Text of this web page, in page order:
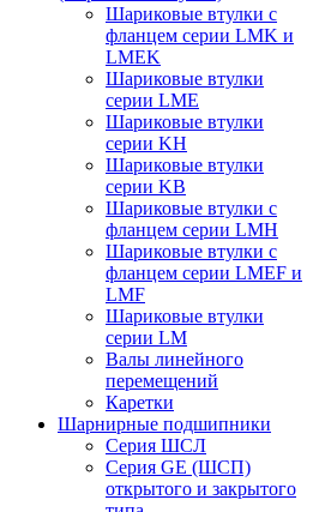
Шариковые втулки с
фланцем серии LMK и
LMEK
Шариковые втулки
серии LME
Шариковые втулки
серии KH
Шариковые втулки
серии KB
Шариковые втулки с
фланцем серии LMH
Шариковые втулки с
фланцем серии LMEF и
LMF
Шариковые втулки
серии LM
Валы линейного
перемещений
Каретки
Шарнирные подшипники
Cерия ШСЛ
Серия GE (ШСП)
открытого и закрытого